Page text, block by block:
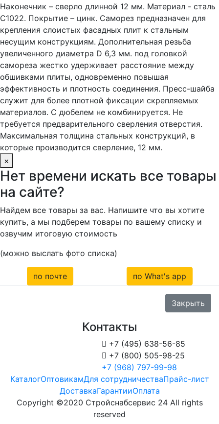
Наконечник – сверло длинной 12 мм. Материал - сталь
С1022. Покрытие – цинк. Саморез предназначен для
крепления слоистых фасадных плит к стальным
несущим конструкциям. Дополнительная резьба
увеличенного диаметра D 6,3 мм. под головкой
самореза жестко удерживает расстояние между
обшивками плиты, одновременно повышая
эффективность и плотность соединения. Пресс-шайба
служит для более плотной фиксации скрепляемых
материалов. С дюбелем не комбинируется. Не
требуется предварительного сверления отверстия.
Максимальная толщина стальных конструкций, в
которые производится сверление, 12 мм.
×
Нет времени искать все товары
на сайте?
Найдем все товары за вас. Напишите что вы хотите
купить, а мы подберем товары по вашему списку и
озвучим итоговую стоимость
(можно выслать фото списка)
по почте по What's app
Закрыть
Контакты
 +7 (495) 638-56-85
 +7 (800) 505-98-25
+7 (968) 797-99-98
КаталогОптовикамДля сотрудничестваПрайс-лист
ДоставкаГарантииОплата
Copyright ©2020 Стройснабсервис 24 All rights
reserved